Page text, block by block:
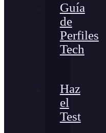
Guía
de
Perfiles
Tech
Haz
el
Test